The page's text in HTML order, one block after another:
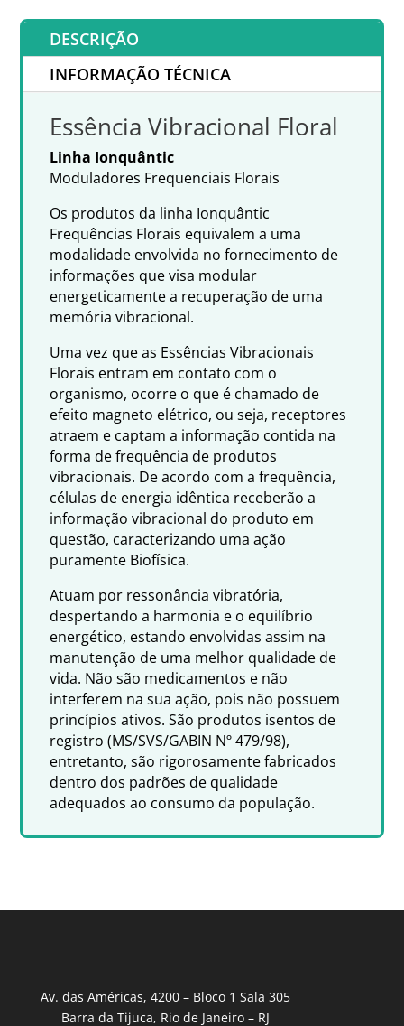
DESCRIÇÃO
INFORMAÇÃO TÉCNICA
Essência Vibracional Floral
Linha Ionquântic
Moduladores Frequenciais Florais
Os produtos da linha Ionquântic
Frequências Florais equivalem a uma
modalidade envolvida no fornecimento de
informações que visa modular
energeticamente a recuperação de uma
memória vibracional.
Uma vez que as Essências Vibracionais
Florais entram em contato com o
organismo, ocorre o que é chamado de
efeito magneto elétrico, ou seja, receptores
atraem e captam a informação contida na
forma de frequência de produtos
vibracionais. De acordo com a frequência,
células de energia idêntica receberão a
informação vibracional do produto em
questão, caracterizando uma ação
puramente Biofísica.
Atuam por ressonância vibratória,
despertando a harmonia e o equilíbrio
energético, estando envolvidas assim na
manutenção de uma melhor qualidade de
vida. Não são medicamentos e não
interferem na sua ação, pois não possuem
princípios ativos. São produtos isentos de
registro (MS/SVS/GABIN Nº 479/98),
entretanto, são rigorosamente fabricados
dentro dos padrões de qualidade
adequados ao consumo da população.
Av. das Américas, 4200 – Bloco 1 Sala 305
Barra da Tijuca, Rio de Janeiro – RJ